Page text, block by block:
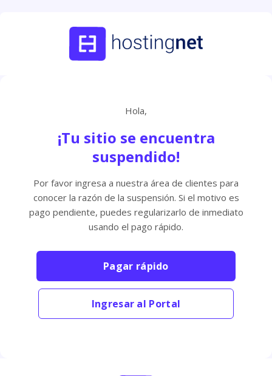
Hola,
¡Tu sitio se encuentra
suspendido!
Por favor ingresa a nuestra área de clientes para
conocer la razón de la suspensión. Si el motivo es
pago pendiente, puedes regularizarlo de inmediato
usando el pago rápido.
Pagar rápido
Ingresar al Portal